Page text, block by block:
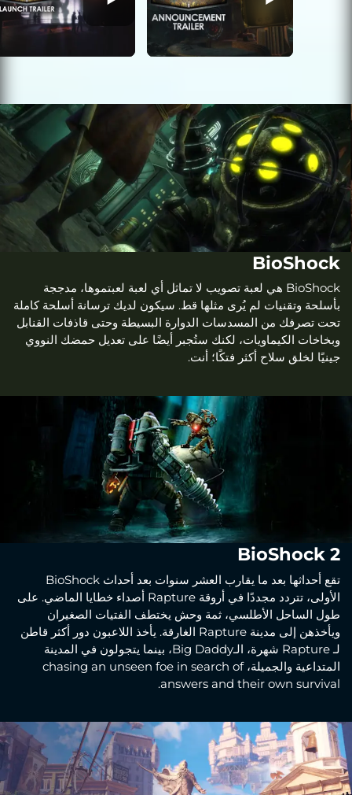
BioShock
BioShock هي لعبة تصويب لا تماثل أي لعبة لعبتموها، مدججة
بأسلحة وتقنيات لم يُرى مثلها قط. سيكون لديك ترسانة أسلحة كاملة
تحت تصرفك من المسدسات الدوارة البسيطة وحتى قاذفات القنابل
وبخاخات الكيماويات، لكنك ستُجبر أيضًا على تعديل حمضك النووي
جينيًا لخلق سلاح أكثر فتكًا؛ أنت.
BioShock 2
تقع أحداثها بعد ما يقارب العشر سنوات بعد أحداث BioShock
الأولى، تتردد مجددًا في أروقة Rapture أصداء خطايا الماضي. على
طول الساحل الأطلسي، ثمة وحش يختطف الفتيات الصغيران
ويأخذهن إلى مدينة Rapture الغارقة. يأخذ اللاعبون دور أكثر قاطن
لـ Rapture شهرة، الـBig Daddy، بينما يتجولون في المدينة
المتداعية والجميلة، chasing an unseen foe in search of
answers and their own survival.